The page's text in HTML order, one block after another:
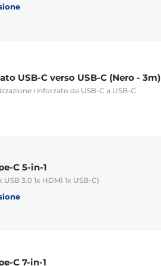
USB-C verso USB-C (Nero - 3m)
rinforzato da USB-C a USB-C
C 5-in-1
3.0 1x HDMI 1x USB-C)
C 7-in-1